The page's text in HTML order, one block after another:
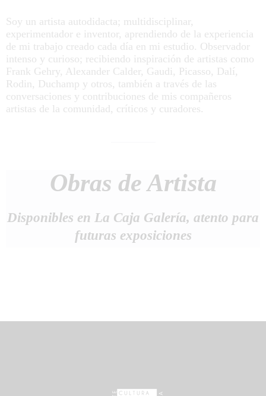
Soy un artista autodidacta; multidisciplinar,
experimentador e inventor, aprendiendo de la experiencia
de mi trabajo creado cada día en mi estudio. Observador
intenso y curioso; recibiendo inspiración de artistas como
Frank Gehry, Alexander Calder, Gaudi, Picasso, Dalí,
Rodin, Duchamp y otros, también a través de las
conversaciones y contribuciones de mis compañeros
artistas de la comunidad, críticos y curadores.
Obras de Artista
Disponibles en La Caja Galería, atento para
futuras exposiciones